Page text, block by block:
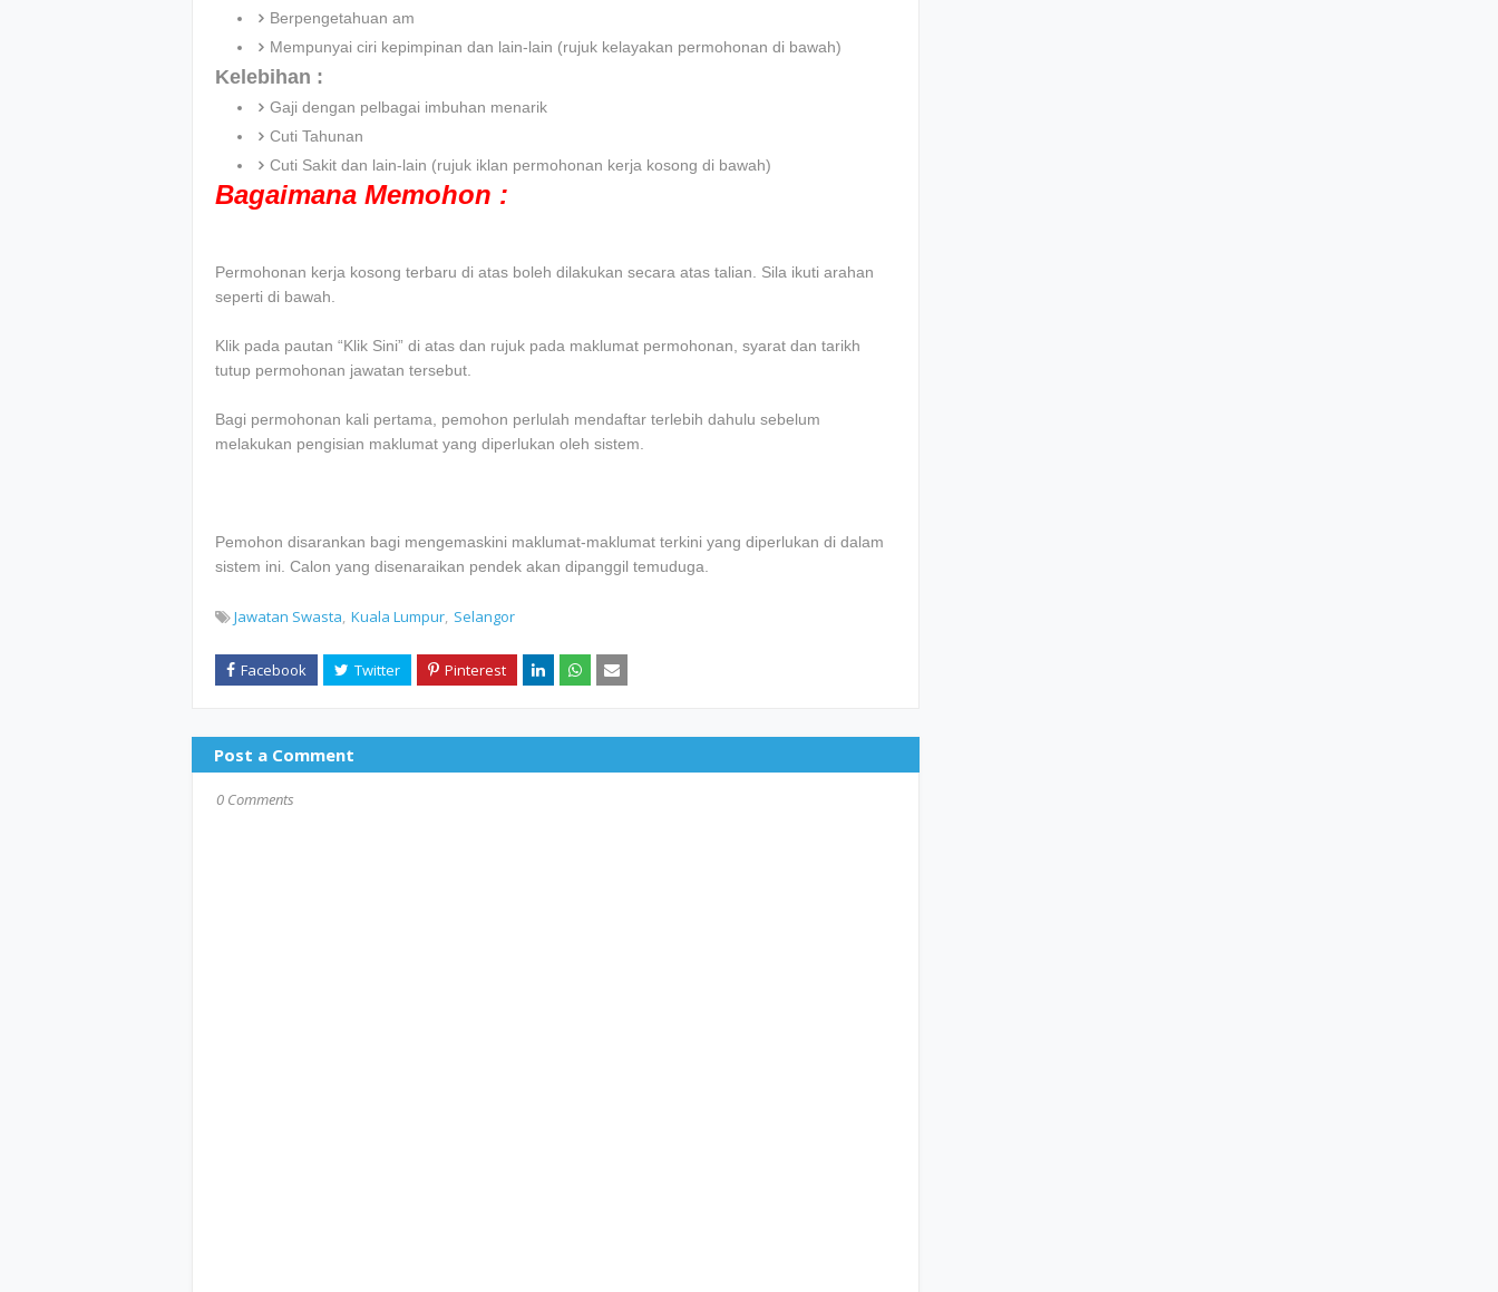
Berpengetahuan am
Mempunyai ciri kepimpinan dan lain-lain (rujuk kelayakan permohonan di bawah)
Kelebihan :
Gaji dengan pelbagai imbuhan menarik
Cuti Tahunan
Cuti Sakit dan lain-lain (rujuk iklan permohonan kerja kosong di bawah)
Bagaimana Memohon :
Permohonan kerja kosong terbaru di atas boleh dilakukan secara atas talian. Sila ikuti arahan
seperti di bawah.
Klik pada pautan “Klik Sini” di atas dan rujuk pada maklumat permohonan, syarat dan tarikh
tutup permohonan jawatan tersebut.
Bagi permohonan kali pertama, pemohon perlulah mendaftar terlebih dahulu sebelum
melakukan pengisian maklumat yang diperlukan oleh sistem.
Pemohon disarankan bagi mengemaskini maklumat-maklumat terkini yang diperlukan di dalam
sistem ini. Calon yang disenaraikan pendek akan dipanggil temuduga.
Jawatan Swasta Kuala Lumpur Selangor
Post a Comment
0 Comments